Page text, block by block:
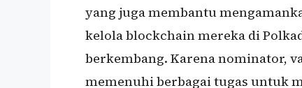
yang juga membantu
kelola blockchain mereka di
berkembang. Karena nominator,
memenuhi berbagai tugas untuk